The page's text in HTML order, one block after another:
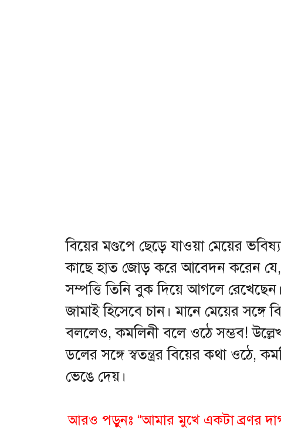
বিয়ের মণ্ডপে ছেড়ে যাওয়া মেয়ের
কাছে হাত জোড় করে আবেদন করেন যে,
সম্পত্তি তিনি বুক দিয়ে আগলে রেখেছেন।
জামাই হিসেবে চান। মানে মেয়ের সঙ্গে
বললেও, কমলিনী বলে ওঠে সম্ভব!
ডলের সঙ্গে স্বতন্ত্রর বিয়ের কথা ওঠে,
ভেঙে দেয়।
আরও পড়ুনঃ “আমার মুখে একটা ব্রণর